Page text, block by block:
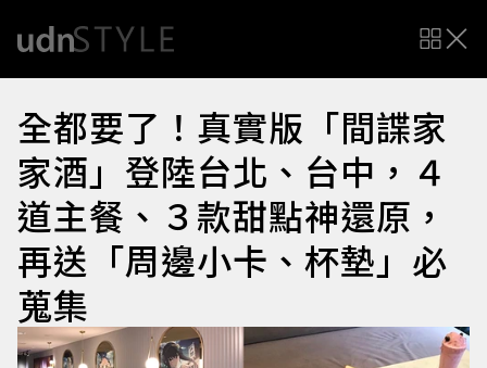
全都要了！真實版「間諜家
家酒」登陸台北、台中，４
道主餐、３款甜點神還原，
再送「周邊小卡、杯墊」必
蒐集